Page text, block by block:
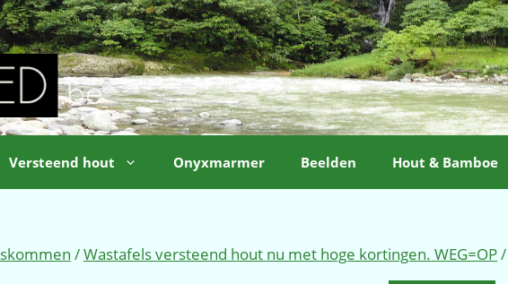
Versteend hout Onyxmarmer Beelden Hout & Bamboe
/Wastafels versteend hout nu met hoge kortingen. WEG=OP